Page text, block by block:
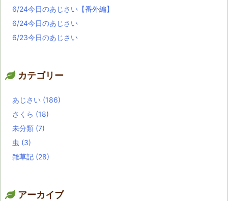
6/24今日のあじさい【番外編】
6/24今日のあじさい
6/23今日のあじさい
カテゴリー
あじさい (186)
さくら (18)
未分類 (7)
虫 (3)
雑草記 (28)
アーカイブ